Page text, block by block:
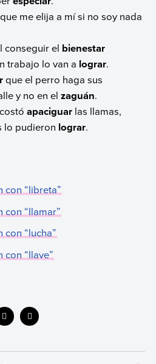
que me elija a mí si no soy nada
conseguir el bienestar
trabajo lo van a lograr.
que el perro haga sus
y no en elzaguán.
apaciguar las llamas,
lo pudieron lograr.
con “libreta”
con “llamar”
con “lucha”
con “llave”